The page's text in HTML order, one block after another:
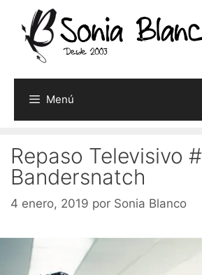
contenido
Menú
Repaso Televisivo
Bandersnatch
4 enero, 2019 por Sonia Blanco